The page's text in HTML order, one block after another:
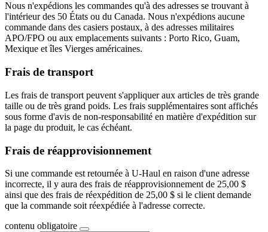
Nous n'expédions les commandes qu'à des adresses se trouvant à
l'intérieur des 50 États ou du Canada. Nous n'expédions aucune
commande dans des casiers postaux, à des adresses militaires
APO/FPO ou aux emplacements suivants : Porto Rico, Guam,
Mexique et îles Vierges américaines.
Frais de transport
Les frais de transport peuvent s'appliquer aux articles de très grande
taille ou de très grand poids. Les frais supplémentaires sont affichés
sous forme d'avis de non-responsabilité en matière d'expédition sur
la page du produit, le cas échéant.
Frais de réapprovisionnement
Si une commande est retournée à U-Haul en raison d'une adresse
incorrecte, il y aura des frais de réapprovisionnement de 25,00 $
ainsi que des frais de réexpédition de 25,00 $ si le client demande
que la commande soit réexpédiée à l'adresse correcte.
contenu obligatoire